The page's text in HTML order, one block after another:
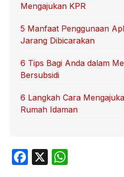
Mengajukan KPR
5 Manfaat Penggunaan
Jarang Dibicarakan
6 Tips Bagi Anda dalam
Bersubsidi
6 Langkah Cara
Rumah Idaman
F
X